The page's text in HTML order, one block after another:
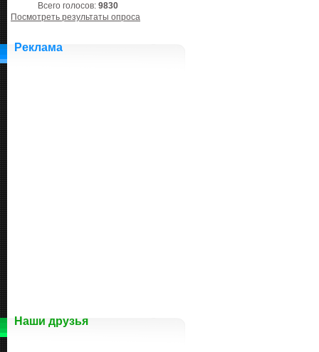
Всего голосов: 9830
Посмотреть результаты опроса
Реклама
Наши друзья